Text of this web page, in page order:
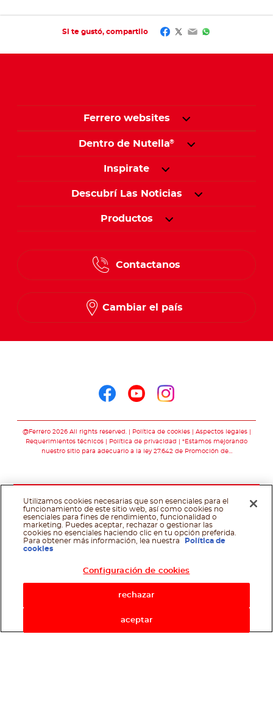
Si te gustó, compartilo Facebook
Twitter
EmailWhatsApp
Ferrero websites
Dentro de Nutella®
Inspirate
Descubrí Las Noticias
Productos
Contactanos
Cambiar el país
@Ferrero 2026 All rights reserved. Política de cookies
Aspectos legales
Requerimientos técnicos
Política de privacidad
*Estamos mejorando
nuestro sitio para adecuarlo a la ley 27.642 de Promoción de…
Utilizamos cookies necesarias que son esenciales para el
funcionamiento de este sitio web, así como cookies no
esenciales para fines de rendimiento, funcionalidad o
marketing. Puedes aceptar, rechazar o gestionar las
cookies no esenciales haciendo clic en tu opción preferida.
Para obtener más información, lea nuestra
Política de
cookies
Configuración de cookies
rechazar
aceptar